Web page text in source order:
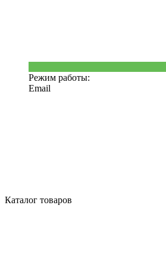
Режим работы:
Email
Каталог товаров